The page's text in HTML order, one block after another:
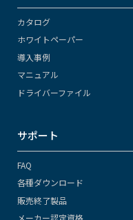
カタログ
ホワイトペーパー
導入事例
マニュアル
ドライバーファイル
サポート
FAQ
各種ダウンロード
販売終了製品